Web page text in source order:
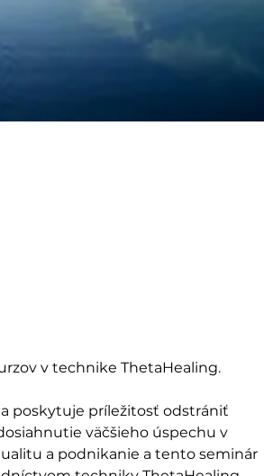
v technike ThetaHealing.
poskytuje príležitosť odstrániť
väčšieho úspechu v
a podnikanie a tento seminár